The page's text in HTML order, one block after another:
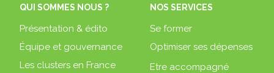
QUI SOMMES NOUS ?
Présentation & édito
Équipe et gouvernance
Les clusters en France
NOS SERVICES
Se former
Optimiser ses dépenses
Etre accompagné